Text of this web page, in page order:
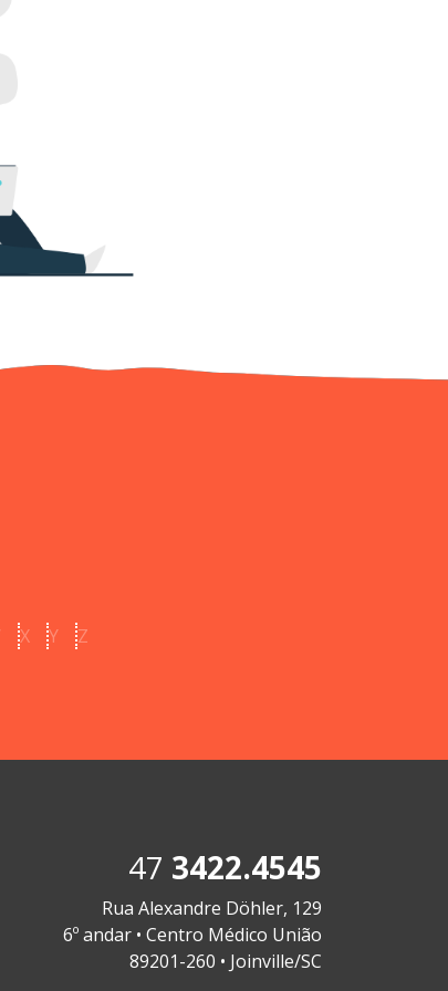
X Y Z
47 3422.4545
Rua Alexandre Döhler, 129
6º andar • Centro Médico União
89201-260 • Joinville/SC